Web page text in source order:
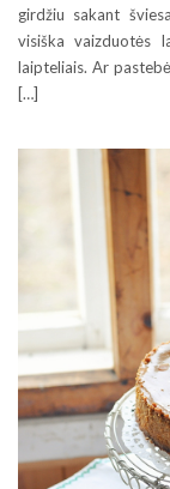
girdžiu sakant
visiška vaizduotės
laipteliais. Ar
[…]